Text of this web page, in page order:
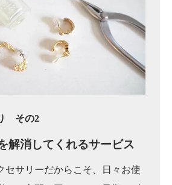
その2
解消してくれるサービス
セサリーだからこそ、日々お使